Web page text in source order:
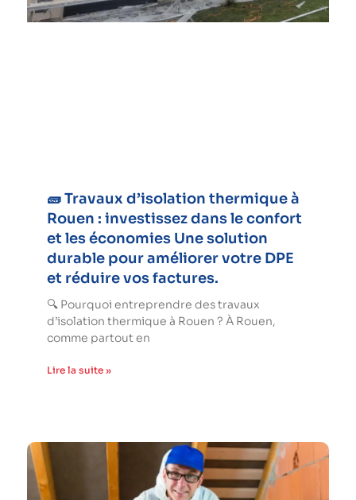
🧱 Travaux d’isolation thermique à
Rouen : investissez dans le confort
et les économies Une solution
durable pour améliorer votre DPE
et réduire vos factures.
🔍 Pourquoi entreprendre des travaux
d’isolation thermique à Rouen ? À Rouen,
comme partout en
Lire la suite »